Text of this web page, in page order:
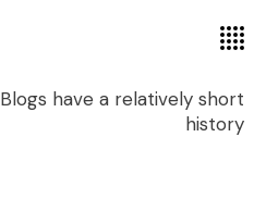
Blogs have a relatively short
history